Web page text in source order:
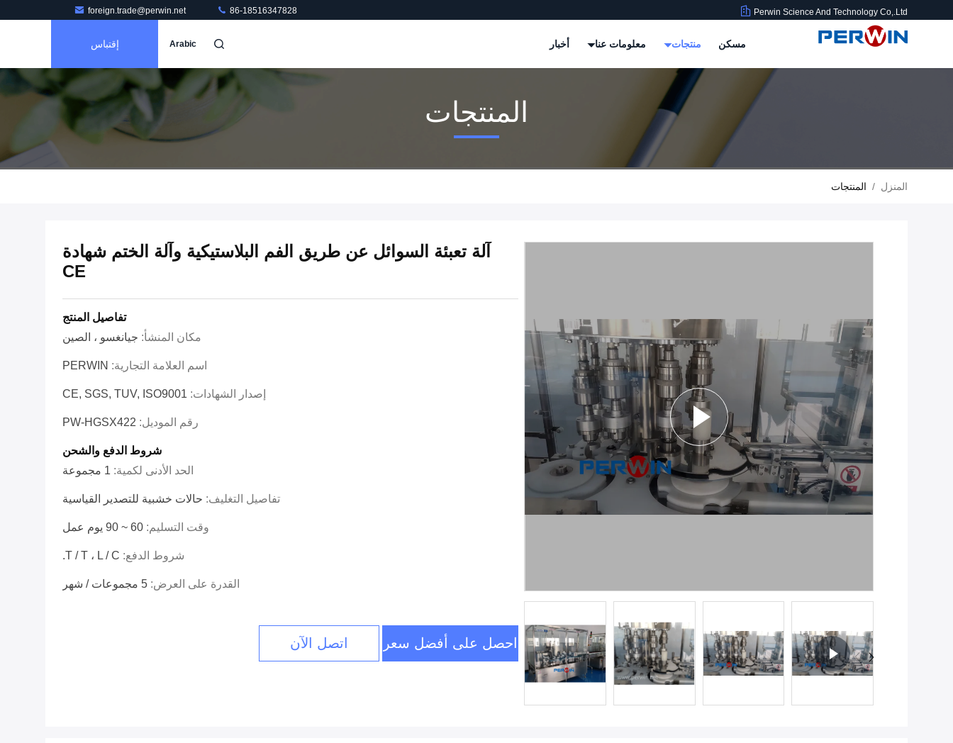
Perwin Science And Technology Co,.Ltd
foreign.trade@perwin.net 86-18516347828
مسكن منتجات معلومات عنا أخبار Arabic إقتباس
المنتجات
المنزل / المنتجات
آلة تعبئة السوائل عن طريق الفم البلاستيكية وآلة الختم شهادة
CE
تفاصيل المنتج
مكان المنشأ: جيانغسو ، الصين
اسم العلامة التجارية: PERWIN
إصدار الشهادات: CE, SGS, TUV, ISO9001
رقم الموديل: PW-HGSX422
شروط الدفع والشحن
الحد الأدنى لكمية: 1 مجموعة
تفاصيل التغليف: حالات خشبية للتصدير القياسية
وقت التسليم: 60 ~ 90 يوم عمل
شروط الدفع: T / T ، L / C.
القدرة على العرض: 5 مجموعات / شهر
احصل على أفضل سعر اتصل الآن